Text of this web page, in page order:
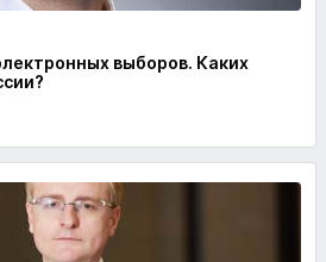
выборов. Каких